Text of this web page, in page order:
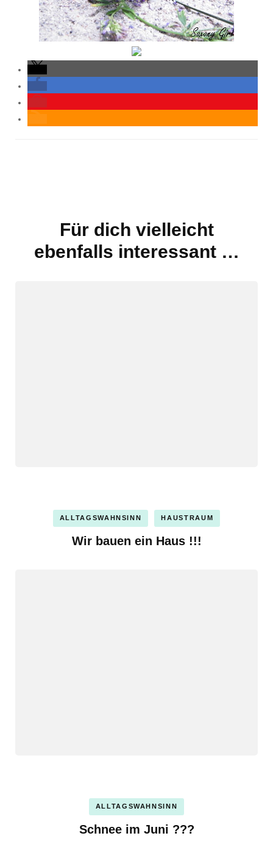
BeitragsnavigationFür dich vielleicht
ebenfalls interessant …
ALLTAGSWAHNSINN HAUSTRAUM
Wir bauen ein Haus !!!
ALLTAGSWAHNSINN
Schnee im Juni ???